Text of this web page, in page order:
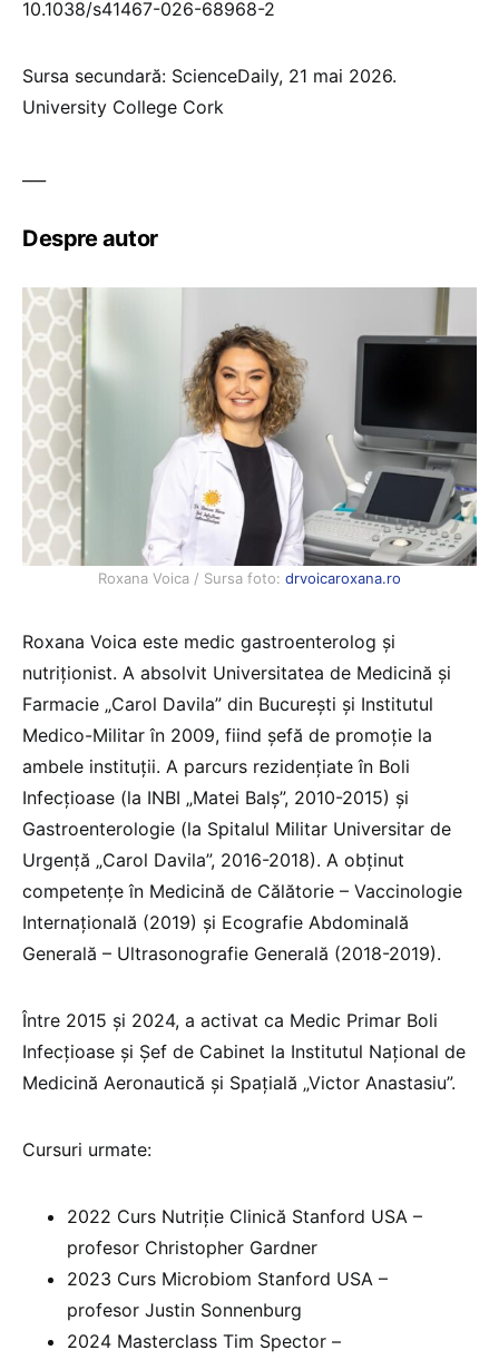
10.1038/s41467-026-68968-2
Sursa secundară: ScienceDaily, 21 mai 2026.
University College Cork
Despre autor
Roxana Voica / Sursa foto: drvoicaroxana.ro
Roxana Voica este medic gastroenterolog și
nutriționist. A absolvit Universitatea de Medicină și
Farmacie „Carol Davila” din București și Institutul
Medico-Militar în 2009, fiind șefă de promoție la
ambele instituții. A parcurs rezidențiate în Boli
Infecțioase (la INBI „Matei Balș”, 2010-2015) și
Gastroenterologie (la Spitalul Militar Universitar de
Urgență „Carol Davila”, 2016-2018). A obținut
competențe în Medicină de Călătorie – Vaccinologie
Internațională (2019) și Ecografie Abdominală
Generală – Ultrasonografie Generală (2018-2019).
Între 2015 și 2024, a activat ca Medic Primar Boli
Infecțioase și Șef de Cabinet la Institutul Național de
Medicină Aeronautică și Spațială „Victor Anastasiu”.
Cursuri urmate:
2022 Curs Nutriție Clinică Stanford USA –
profesor Christopher Gardner
2023 Curs Microbiom Stanford USA –
profesor Justin Sonnenburg
2024 Masterclass Tim Spector –